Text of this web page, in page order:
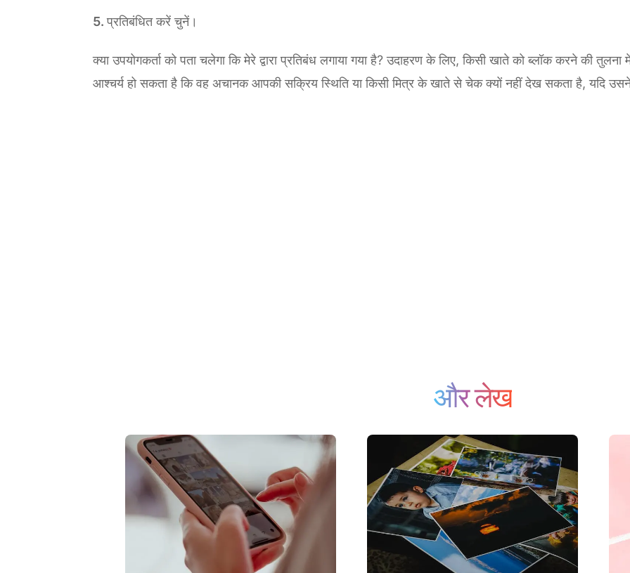
प्रतिबंधित करें चुनें।
क्या उपयोगकर्ता को पता चलेगा कि मेरे द्वारा प्रतिबंध लगाया गया है? उदाहरण के लिए, किसी खाते को ब्लॉक करने की
आश्चर्य हो सकता है कि वह अचानक आपकी सक्रिय स्थिति या किसी मित्र के खाते से चेक क्यों नहीं देख सकता है, यदि उसने
और लेख